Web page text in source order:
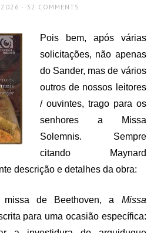
2026 32 COMMENTS
Pois bem, após várias
solicitações, não apenas
do Sander, mas de vários
outros de nossos leitores
/ ouvintes, trago para os
senhores a Missa
Solemnis. Sempre
citando Maynard
descrição e detalhes da obra:
missa de Beethoven, a Missa
para uma ocasião específica: